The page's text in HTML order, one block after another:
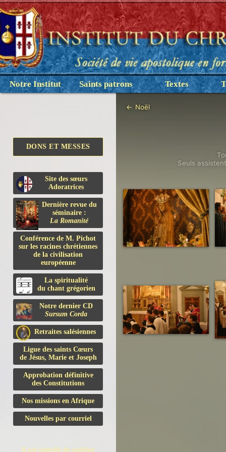
Notre Institut Saints patrons Textes
DONS ET MESSES
Site des sœurs
Adoratrices
Dernière revue du
séminaire :
La Romanité
Conférence de M. Pichot
sur les racines chrétiennes
de la civilisation
européenne
La spiritualité
du chant grégorien
Notre dernier CD
Sursum Corda
Retraites salésiennes
Ligue des saints Cœurs
de Jésus, Marie et Joseph
Approbation définitive
des Constitutions
Nos missions en Afrique
Nouvelles par courriel
Il est interdit de publier
← Noël
Seuls